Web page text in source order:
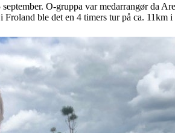
O-gruppa var medarrangør da
ble det en 4 timers tur på ca.